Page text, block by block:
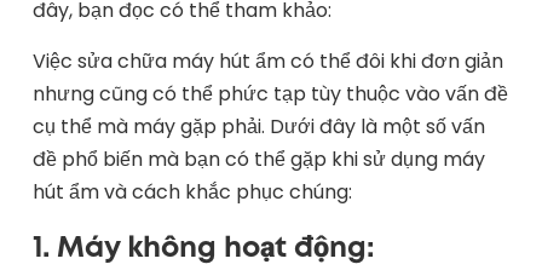
đây, bạn đọc có thể tham khảo:
Việc sửa chữa máy hút ẩm có thể đôi khi đơn giản
nhưng cũng có thể phức tạp tùy thuộc vào vấn đề
cụ thể mà máy gặp phải. Dưới đây là một số vấn
đề phổ biến mà bạn có thể gặp khi sử dụng máy
hút ẩm và cách khắc phục chúng:
1. Máy không hoạt động: